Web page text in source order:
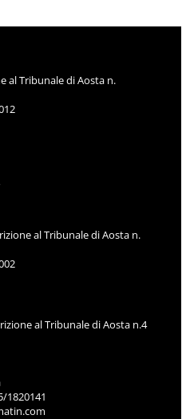
al Tribunale di Aosta n.
al Tribunale di Aosta n.
al Tribunale di Aosta n.4
1820141